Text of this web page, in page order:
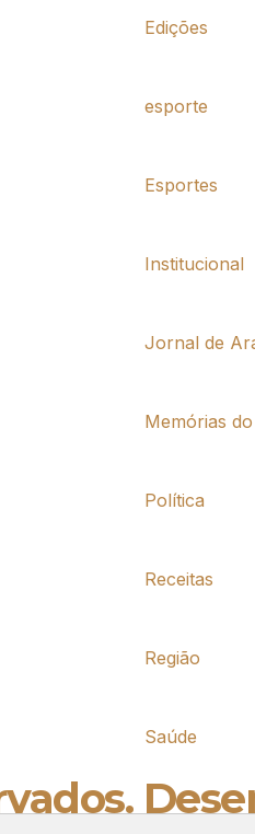
Edições
esporte
Esportes
Institucional
Jornal de
Memórias
Política
Receitas
Região
Saúde